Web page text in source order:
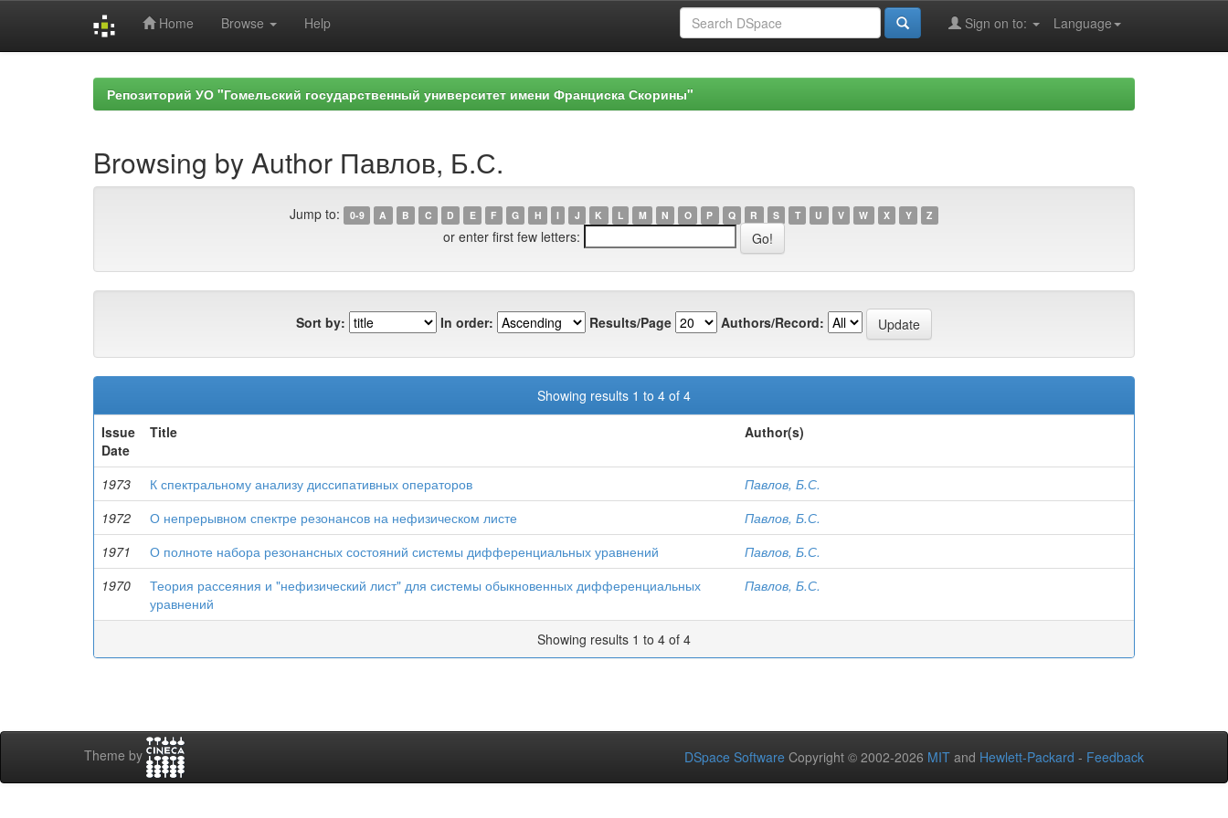
Home Browse Help Language
Sign on to:
Репозиторий УО "Гомельский государственный университет имени Франциска Скорины"
Browsing by Author Павлов, Б.С.
Jump to: 0-9 A B C D E F G H I J K L M N O P Q R S T U V W X Y Z
or enter first few letters:
Sort by: In order: Results/Page Authors/Record:
Showing results 1 to 4 of 4
Issue
Date
Title Author(s)
1973 К спектральному анализу диссипативных операторов
Павлов, Б.С.
1972
О непрерывном спектре резонансов на нефизическом листе
Павлов, Б.С.
1971
О полноте набора резонансных состояний системы дифференциальных уравнений
Павлов, Б.С.
1970
Теория рассеяния и "нефизический лист" для системы обыкновенных дифференциальных
уравнений
Павлов, Б.С.
Showing results 1 to 4 of 4
Theme by DSpace Software Copyright © 2002-2026 MIT and Hewlett-Packard - Feedback